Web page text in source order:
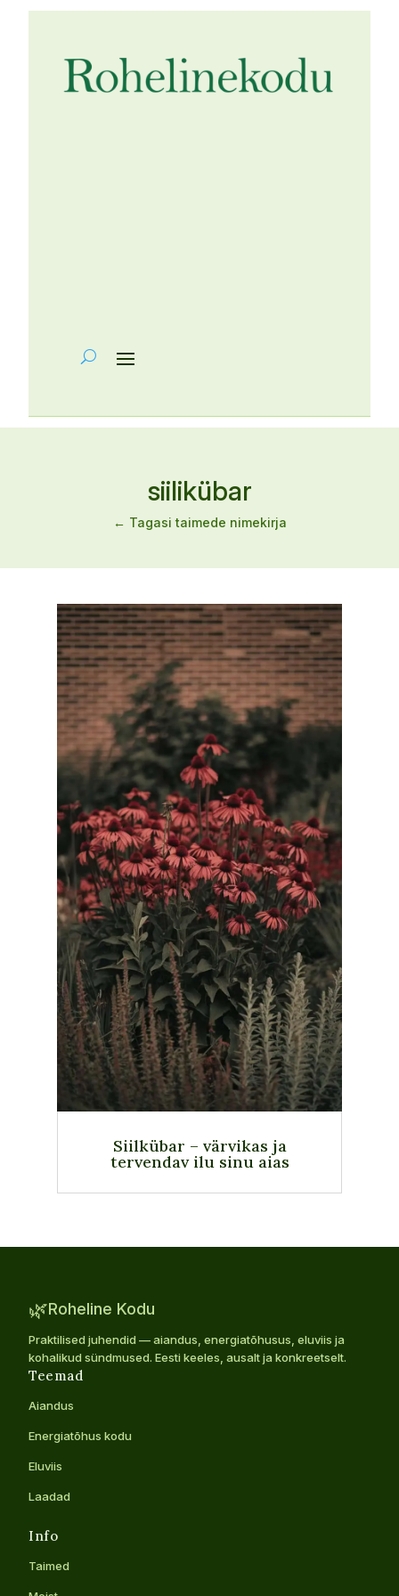
siilikübar
← Tagasi taimede nimekirja
Siilkübar – värvikas ja
tervendav ilu sinu aias
🌿Roheline Kodu
Praktilised juhendid — aiandus, energiatõhusus, eluviis ja
kohalikud sündmused. Eesti keeles, ausalt ja konkreetselt.
Teemad
Aiandus
Energiatõhus kodu
Eluviis
Laadad
Info
Taimed